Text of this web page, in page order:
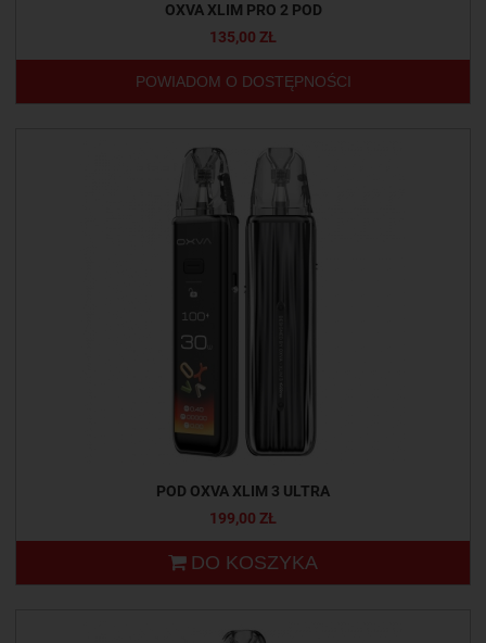
OXVA XLIM PRO 2 POD
135,00 ZŁ
POWIADOM O DOSTĘPNOŚCI
POD OXVA XLIM 3 ULTRA
199,00 ZŁ
DO KOSZYKA